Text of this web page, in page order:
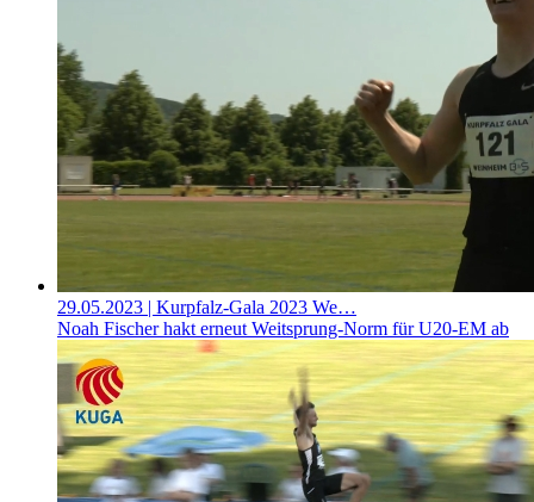
29.05.2023 | Kurpfalz-Gala 2023 We…
Noah Fischer hakt erneut Weitsprung-Norm für U20-EM ab